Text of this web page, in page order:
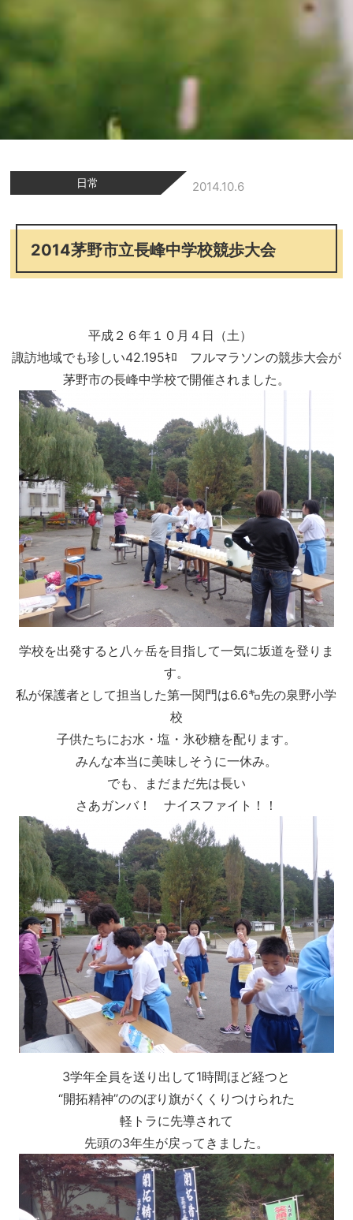
日常 2014.10.6
2014茅野市立長峰中学校競歩大会
平成２６年１０月４日（土）
諏訪地域でも珍しい42.195ｷﾛ フルマラソンの競歩大会が
茅野市の長峰中学校で開催されました。
学校を出発すると八ヶ岳を目指して一気に坂道を登りま
す。
私が保護者として担当した第一関門は6.6㌔先の泉野小学
校
子供たちにお水・塩・氷砂糖を配ります。
みんな本当に美味しそうに一休み。
でも、まだまだ先は長い
さあガンバ！ ナイスファイト！！
3学年全員を送り出して1時間ほど経つと
“開拓精神”ののぼり旗がくくりつけられた
軽トラに先導されて
先頭の3年生が戻ってきました。